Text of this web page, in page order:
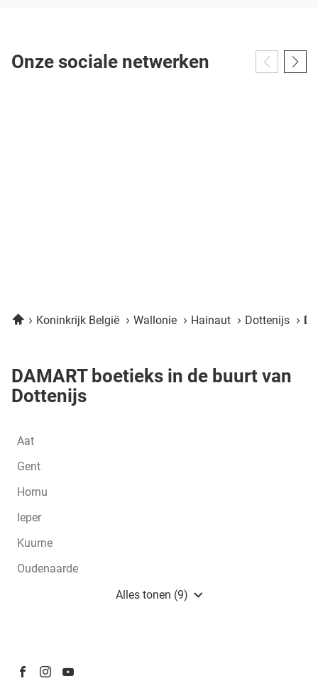
Onze sociale netwerken
HomeKoninkrijk België Wallonie Hainaut Dottenijs
DAMART boetieks in de buurt van
Dottenijs
Aat
Gent
Hornu
Ieper
Kuurne
Oudenaarde
Alles tonen (9)
boetieks
Ga
Ga
Ga